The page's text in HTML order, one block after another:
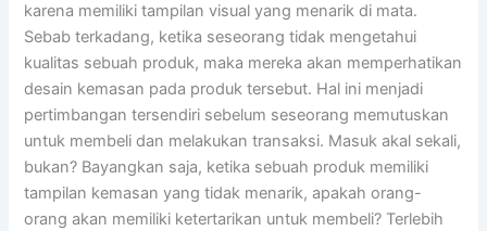
karena memiliki tampilan visual yang menarik di mata.
Sebab terkadang, ketika seseorang tidak mengetahui
kualitas sebuah produk, maka mereka akan memperhatikan
desain kemasan pada produk tersebut. Hal ini menjadi
pertimbangan tersendiri sebelum seseorang memutuskan
untuk membeli dan melakukan transaksi. Masuk akal sekali,
bukan? Bayangkan saja, ketika sebuah produk memiliki
tampilan kemasan yang tidak menarik, apakah orang-
orang akan memiliki ketertarikan untuk membeli? Terlebih